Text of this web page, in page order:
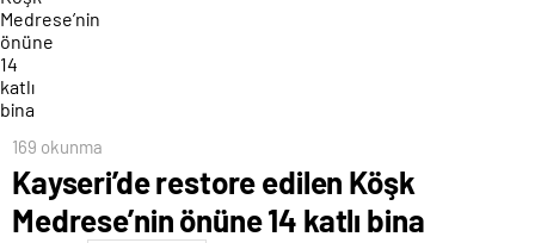
169 okunma
Kayseri’de restore edilen Köşk
Medrese’nin önüne 14 katlı bina